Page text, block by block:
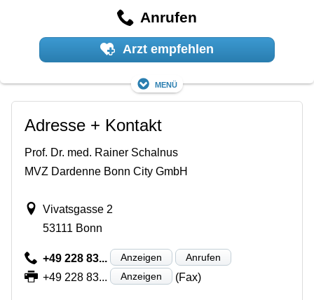
Anrufen
Arzt empfehlen
Menü
Adresse + Kontakt
Prof. Dr. med. Rainer Schalnus
MVZ Dardenne Bonn City GmbH
Vivatsgasse 2
53111 Bonn
+49 228 83... Anzeigen Anrufen
+49 228 83... Anzeigen (Fax)